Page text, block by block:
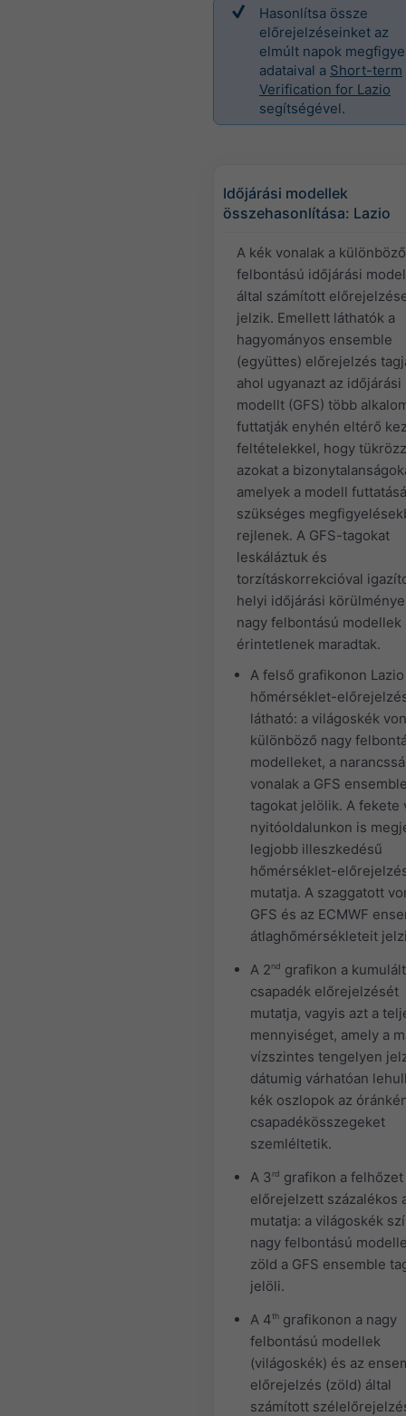
Hasonlítsa össze
előrejelzéseinket az
elmúlt napok
adataival a Short-term
Verification for Lazio
segítségével.
Időjárási modellek
összehasonlítása: Lazio
A kék vonalak a
felbontású időjárási
által számított
jelzik. Emellett láthatók a
hagyományos ensemble
(együttes) előrejelzés
ahol ugyanazt az időjárási
modellt (GFS) több
futtatják enyhén eltérő
feltételekkel, hogy
azokat a
amelyek a modell
szükséges
rejlenek. A GFS-tagokat
leskáláztuk és
torzításkorrekcióval
helyi időjárási
nagy felbontású modellek
érintetlenek maradtak.
A felső grafikonon Lazio
hőmérséklet-
látható: a világoskék
különböző nagy
modelleket, a
vonalak a GFS
tagokat jelölik. A fekete
nyitóoldalunkon is
legjobb illeszkedésű
hőmérséklet-
mutatja. A szaggatott
GFS és az ECMWF
átlaghőmérsékleteit
A 2nd grafikon a kumulált
csapadék előrejelzését
mutatja, vagyis azt a
mennyiséget, amely a
vízszintes tengelyen
dátumig várhatóan
kék oszlopok az
csapadékösszegeket
szemléltetik.
A 3rd grafikon a felhőzet
előrejelzett százalékos
mutatja: a világoskék
nagy felbontású
zöld a GFS ensemble
jelöli.
A 4th grafikonon a nagy
felbontású modellek
(világoskék) és az
előrejelzés (zöld) által
számított